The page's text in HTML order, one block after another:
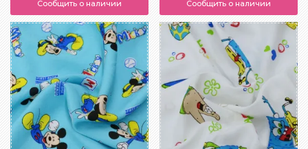
Сообщить о наличии Сообщить о наличии